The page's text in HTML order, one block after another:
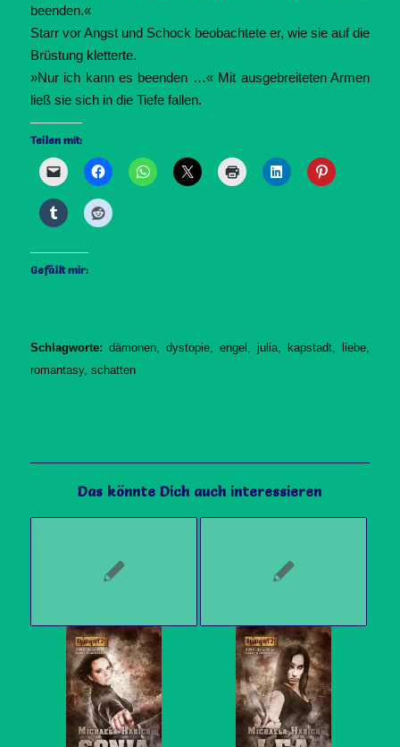
beenden.«
Starr vor Angst und Schock beobachtete er, wie sie auf die
Brüstung kletterte.
»Nur ich kann es beenden …« Mit ausgebreiteten Armen
ließ sie sich in die Tiefe fallen.
Teilen mit:
Gefällt mir:
Schlagworte: dämonen, dystopie,engel , julia, kapstadt, liebe,
romantasy, schatten
Das könnte Dich auch interessieren